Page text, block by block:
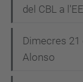
del CBL a
Dimecres 21
Alonso